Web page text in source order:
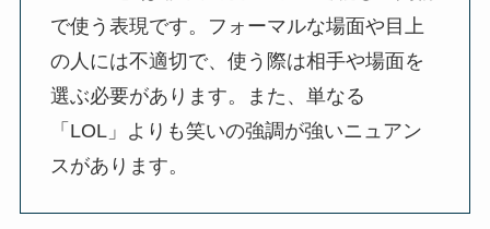
で使う表現です。フォーマルな場面や目上
の人には不適切で、使う際は相手や場面を
選ぶ必要があります。また、単なる
「LOL」よりも笑いの強調が強いニュアン
スがあります。